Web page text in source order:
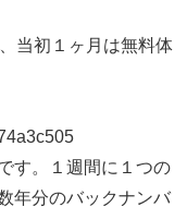
当初１ヶ月は無料体
す。１週間に１つの
年分のバックナンバ